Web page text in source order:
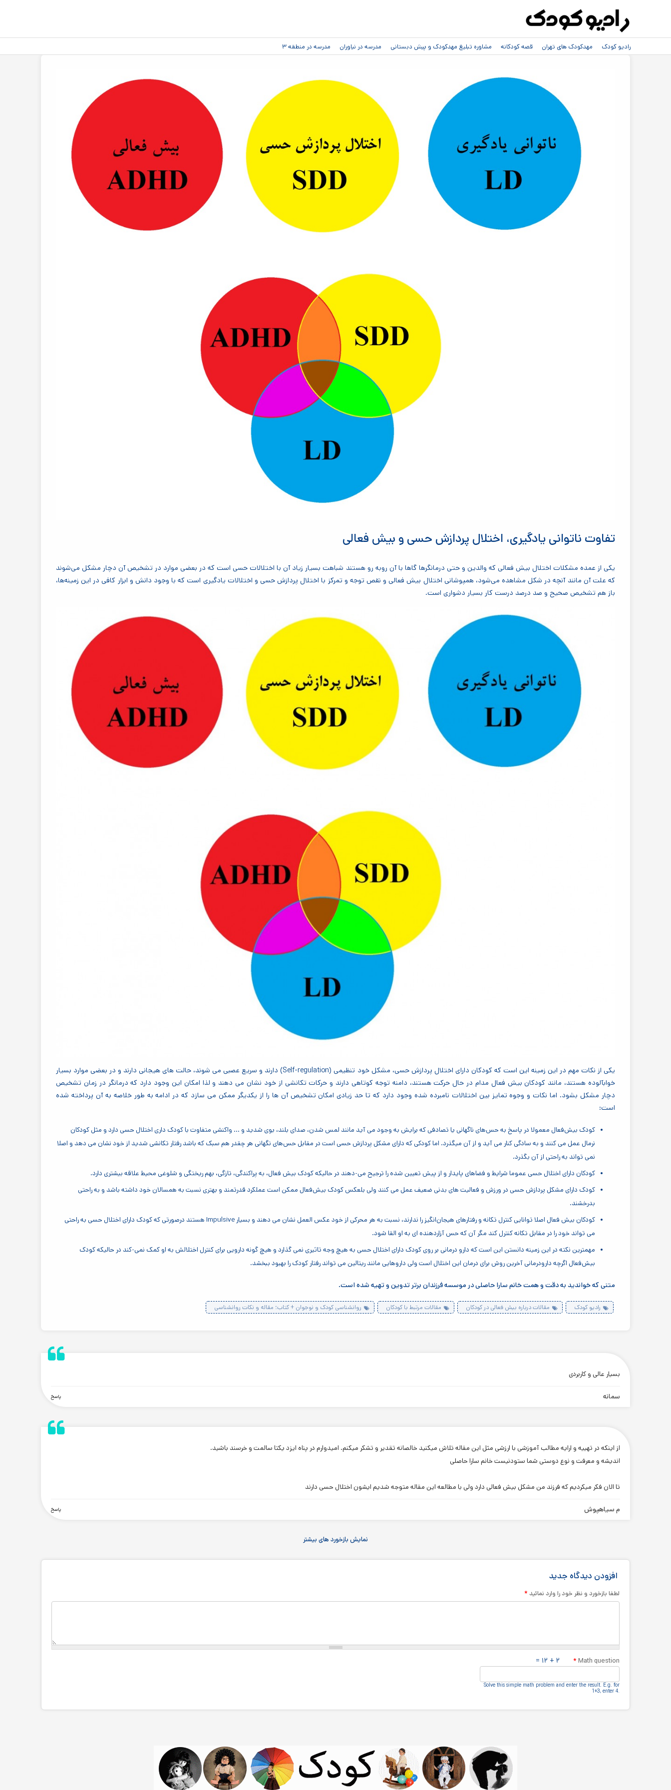
رادیو کودک مهدکودک های تهران قصه کودکانه مشاوره تبلیغ مهدکودک و پیش دبستانی مدرسه در نیاوران مدرسه در منطقه ۳
تفاوت ناتوانی یادگیری، اختلال پردازش حسی و بیش فعالی
یکی از عمده مشکلات اختلال بیش فعالی که والدین و حتی درمانگرها گاها با آن روبه رو هستند شباهت بسیار زیاد آن با اختلالات حسی است که در بعضی موارد در تشخیص آن دچار مشکل می‌شوند
که علت آن مانند آنچه در شکل مشاهده می‌شود، همپوشانی اختلال بیش فعالی و نقص توجه و تمرکز با اختلال پردازش حسی و اختلالات یادگیری است که با وجود دانش و ابزار کافی در این زمینه‌ها،
باز هم تشخیص صحیح و صد درصد درست کار بسیار دشواری است.
یکی از نکات مهم در این زمینه این است که کودکان دارای اختلال پردازش حسی، مشکل خود تنظیمی (Self-regulation) دارند و سریع عصبی می شوند، حالت های هیجانی دارند و در بعضی موارد بسیار
خوابآلوده هستند، مانند کودکان بیش فعال مدام در حال حرکت هستند، دامنه توجه کوتاهی دارند و حرکات تکانشی از خود نشان می دهند و لذا امکان این وجود دارد که درمانگر در زمان تشخیص
دچار مشکل بشود. اما نکات و وجوه تمایز بین اختلالات نامبرده شده وجود دارد که تا حد زیادی امکان تشخیص آن ها را از یکدیگر ممکن می سازد که در ادامه به طور خلاصه به آن پرداخته شده
است:
کودک بیش‌فعال معمولا در پاسخ به حس‌های ناگهانی یا تصادفی که برایش به وجود می آید مانند لمس شدن، صدای بلند، بوی شدید و ... واکنشی متفاوت با کودک داری اختلال حسی دارد و مثل کودکان
نرمال عمل می کنند و به سادگی کنار می آید و از آن میگذرد. اما کودکی که دارای مشکل پردازش حسی است در مقابل حس‌های نگهانی هر چقدر هم سبک که باشد رفتار تکانشی شدید از خود نشان می دهد و اصلا
نمی تواند به راحتی از آن بگذرد.
کودکان دارای اختلال حسی عموما شرایط و فضاهای پایدار و از پیش تعیین شده را ترجیح می-دهند در حالیکه کودک بیش فعال، به پراکندگی، تازگی، بهم ریختگی و شلوغی محیط علاقه بیشتری دارد.
کودک دارای مشکل پردازش حسی در ورزش و فعالیت های بدنی ضعیف عمل می کنند ولی بلعکس کودک بیش‌فعال ممکن است عملکرد قدرتمند و بهتری نسبت به همسالان خود داشته باشد و به راحتی
بدرخشند.
کودکان بیش فعال اصلا توانایی کنترل تکانه و رفتارهای هیجان‌انگیز را ندارند، نسبت به هر محرکی از خود عکس العمل نشان می دهند و بسیار Impulsive هستند درصورتی که کودک دارای اختلال حسی به راحتی
می تواند خود را در مقابل تکانه کنترل کند مگر آن که حس آزاردهنده ای به او القا شود.
مهمترین نکته در این زمینه دانستن این است که دارو درمانی بر روی کودک دارای اختلال حسی به هیچ وجه تاثیری نمی گذارد و هیچ گونه دارویی برای کنترل اختلالش به او کمک نمی-کند در حالیکه کودک
بیش‌فعال اگرچه دارودرمانی آخرین روش برای درمان این اختلال است ولی داروهایی مانند ریتالین می تواند رفتار کودک را بهبود ببخشد.
متنی که خواندید به دقت و همت خانم سارا حاصلی در موسسه فرزندان برتر تدوین و تهیه شده است.
رادیو کودک مقالات درباره بیش فعالی در کودکان مقالات مرتبط با کودکان روانشناسی کودک و نوجوان + کتاب؛ مقاله و نکات روانشناسی
پاسخ
بسیار عالی و کاربردی
سمانه
پاسخ
از اینکه در تهییه و ارایه مطالب آموزشی با ارزشی مثل این مقاله تلاش میکنید خالصانه تقدیر و تشکر میکنم. امیدوارم در پناه ایزد یکتا سالمت و خرسند باشید.
اندیشه و معرفت و نوع دوستی شما ستودنیست خانم سارا حاصلی
تا الان فکر میکردیم که فرزند من مشکل بیش فعالی دارد ولی با مطالعه این مقاله متوجه شدیم ایشون اختلال حسی دارند
م سیاهپوش
نمایش بازخورد های بیشتر
افزودن دیدگاه جدید
لطفا بازخورد و نظر خود را وارد نمائید *
Math question
* ۲ + ۱۲ =
Solve this simple math problem and enter the result.‎ E.g.‎ for
1+3, enter 4.‎